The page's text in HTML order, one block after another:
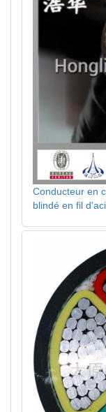
Conducteur en
blindé en fil